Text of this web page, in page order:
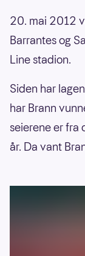
20. mai 2012
Barrantes og
Line stadion.
Siden har
har Brann
seierene er fra
år. Da vant